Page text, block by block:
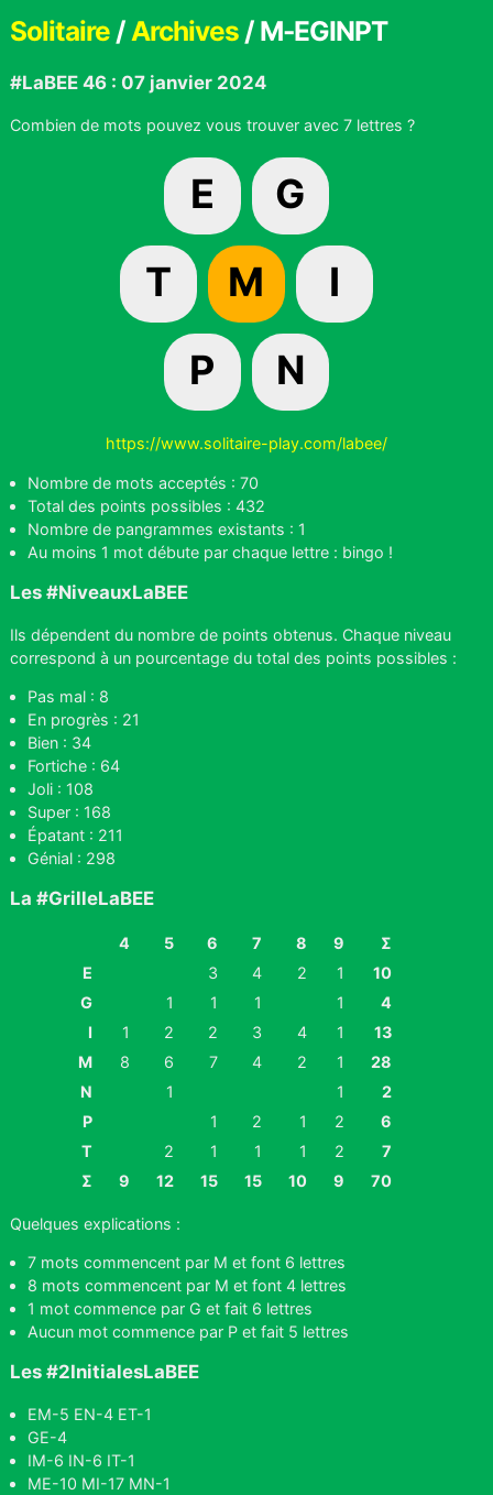
Solitaire/Archives/ M-EGINPT
#LaBEE 46 : 07 janvier 2024
Combien de mots pouvez vous trouver avec 7 lettres ?
E
G
T
M
I
P
N
https://www.solitaire-play.com/labee/
Nombre de mots acceptés : 70
Total des points possibles : 432
Nombre de pangrammes existants : 1
Au moins 1 mot débute par chaque lettre : bingo !
Les #NiveauxLaBEE
Ils dépendent du nombre de points obtenus. Chaque niveau
correspond à un pourcentage du total des points possibles :
Pas mal : 8
En progrès : 21
Bien : 34
Fortiche : 64
Joli : 108
Super : 168
Épatant : 211
Génial : 298
La #GrilleLaBEE
4 5 6 7 8 9
Σ
E
3 4 2 1
10
G
1 1 1 1
4
I
1 2 2 3 4 1
13
M
8 6 7 4 2 1
28
N
1 1
2
P
1 2 1 2
6
T
2 1 1 1 2
7
Σ
9 12 15 15 10 9 70
Quelques explications :
7 mots commencent par M et font 6 lettres
8 mots commencent par M et font 4 lettres
1 mot commence par G et fait 6 lettres
Aucun mot commence par P et fait 5 lettres
Les #2InitialesLaBEE
EM-5 EN-4 ET-1
GE-4
IM-6 IN-6 IT-1
ME-10 MI-17 MN-1